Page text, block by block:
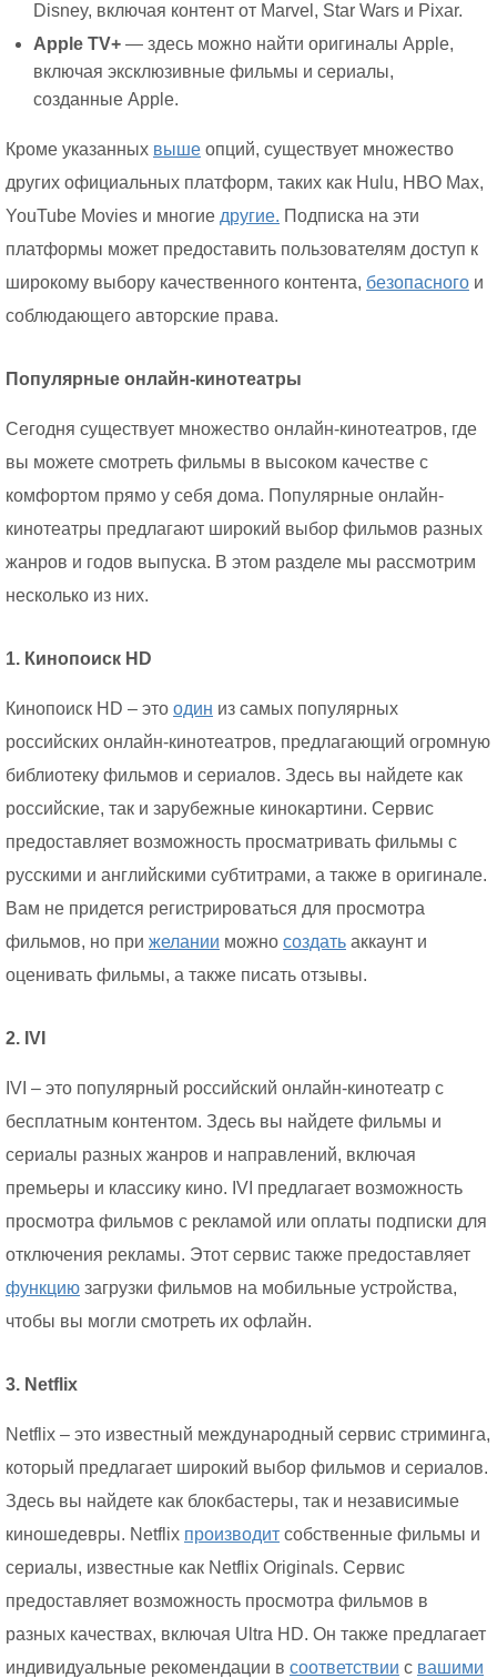
Disney, включая контент от Marvel, Star Wars и Pixar.
Apple TV+ — здесь можно найти оригиналы Apple,
включая эксклюзивные фильмы и сериалы,
созданные Apple.
Кроме указанных выше опций, существует множество
других официальных платформ, таких как Hulu, HBO Max,
YouTube Movies и многие другие. Подписка на эти
платформы может предоставить пользователям доступ к
широкому выбору качественного контента, безопасного и
соблюдающего авторские права.
Популярные онлайн-кинотеатры
Сегодня существует множество онлайн-кинотеатров, где
вы можете смотреть фильмы в высоком качестве с
комфортом прямо у себя дома. Популярные онлайн-
кинотеатры предлагают широкий выбор фильмов разных
жанров и годов выпуска. В этом разделе мы рассмотрим
несколько из них.
1. Кинопоиск HD
Кинопоиск HD – это один из самых популярных
российских онлайн-кинотеатров, предлагающий огромную
библиотеку фильмов и сериалов. Здесь вы найдете как
российские, так и зарубежные кинокартини. Сервис
предоставляет возможность просматривать фильмы с
русскими и английскими субтитрами, а также в оригинале.
Вам не придется регистрироваться для просмотра
фильмов, но при желании можно создать аккаунт и
оценивать фильмы, а также писать отзывы.
2. IVI
IVI – это популярный российский онлайн-кинотеатр с
бесплатным контентом. Здесь вы найдете фильмы и
сериалы разных жанров и направлений, включая
премьеры и классику кино. IVI предлагает возможность
просмотра фильмов с рекламой или оплаты подписки для
отключения рекламы. Этот сервис также предоставляет
функцию загрузки фильмов на мобильные устройства,
чтобы вы могли смотреть их офлайн.
3. Netflix
Netflix – это известный международный сервис стриминга,
который предлагает широкий выбор фильмов и сериалов.
Здесь вы найдете как блокбастеры, так и независимые
киношедевры. Netflix производит собственные фильмы и
сериалы, известные как Netflix Originals. Сервис
предоставляет возможность просмотра фильмов в
разных качествах, включая Ultra HD. Он также предлагает
индивидуальные рекомендации в соответствии с вашими